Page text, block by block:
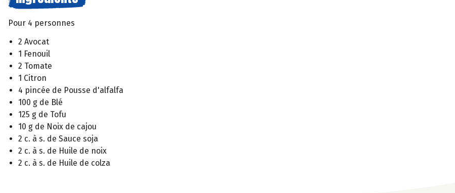
Pour 4 personnes
2 Avocat
1 Fenouil
2 Tomate
1 Citron
4 pincée de Pousse d'alfalfa
100 g de Blé
125 g de Tofu
10 g de Noix de cajou
2 c. à s. de Sauce soja
2 c. à s. de Huile de noix
2 c. à s. de Huile de colza